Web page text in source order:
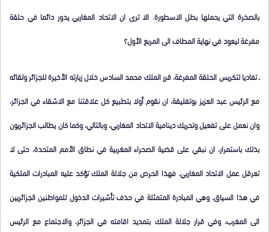
بالصخرة التي يحملها بطل الاسطورة. الا ترى ان الاتحاد المغاربي يدور دائما في حلقة
مفرغة ليعود في نهاية المطاف الى المربع الأول؟
ـ تفاديا لتكريس الحلقة المفرغة، قرر الملك محمد السادس خلال زيارته الأخيرة للجزائر ولقائه
مع الرئيس عبد العزيز بوتفليقة، ان نقوم أولا بتطبيع كل علاقتنا مع الاشقاء في الجزائر،
وان نعمل على تفعيل وتحريك دينامية الاتحاد المغاربي، وبالتالي، وكما كان يطالب الجزائريون
بذلك باستمرار، ان نبقي على قضية الصحراء المغربية في نطاق الأمم المتحدة، حتى لا
تعرقل عمل الاتحاد المغاربي. فهذا الحرص من جلالة الملك تؤكد عليه المبادرات الملكية
في هذا السياق، وهي المبادرة المتمثلة في حذف تأشيرات الدخول للمواطنين الجزائريين
الى المغرب، وفي قرار جلالة الملك بتمديد اقامته في الجزائر، والاجتماع مع الرئيس